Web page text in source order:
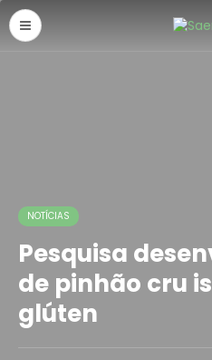
NOTÍCIAS
Pesquisa
de pinhão cru
glúten